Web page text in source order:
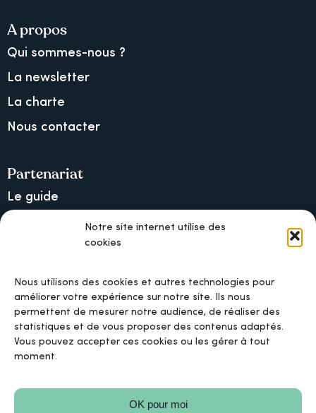
Notre site internet utilise des
cookies
Nous utilisons des cookies et autres technologies pour
améliorer votre expérience sur notre site. Ils nous
permettent de mesurer notre audience, de réaliser des
statistiques et de vous proposer des contenus adaptés.
Vous pouvez accepter ces cookies ou les gérer à tout
moment.
OK pour moi
A propos
Qui sommes-nous ?
La newsletter
La charte
Nous contacter
Partenariat
Le guide
Lancer une collecte sur Ulule
MAIF, l’assureur militant
Mentions légales
Politique de confidentialité